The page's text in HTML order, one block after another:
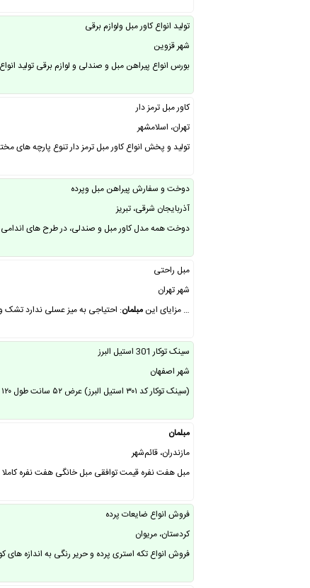
تولید انواع کاور مبل ولوازم برقی
شهر قزوین
بورس انواع پیراهن مبل و صندلی و لوازم برقی تولید
کاور مبل ترمز دار
تهران، اسلامشهر
تولید و پخش انواع کاور مبل ترمز دار تنوع پارچه های
دوخت و سفارش پیراهن مبل وپرده
آذربایجان شرقی، تبریز
دوخت همه مدل کاور مبل و صندلی، در طرح‌ های اندامی
مبل راحتی
شهر تهران
… مزایای این مبلمان: احتیاجی به میز عسلی ندارد
سینک توکار 301 استیل البرز
شهر اصفهان
(سینک توکار کد ۳۰۱ استیل البرز) عرض ۵۲ سانت طول ۱۲۰ سانت توکار استیل ۳۰۴ زیر آب مربع دو لگن عمق ۱۹ سانت حجم لگن ها ۵۰.۲ لیتر آنتی باکتریال . ……
مبلمان
مازندران، قائم‌شهر
مبل هفت نفره قیمت توافقی مبل خانگی هفت نفره کاملا سالم دسته
فروش انواع ضایعات پرده
کردستان، مریوان
فروش انواع تکه استری پرده و حریر رنگی به اندازه های کوچک و بزرگ بعضی هاشون متراژشون به ۶متر هم